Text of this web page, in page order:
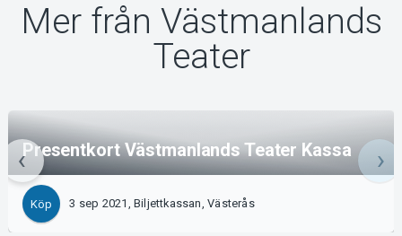
Mer från Västmanlands
Teater
Presentkort Västmanlands Teater Kassa
Köp 3 sep 2021, Biljettkassan, Västerås